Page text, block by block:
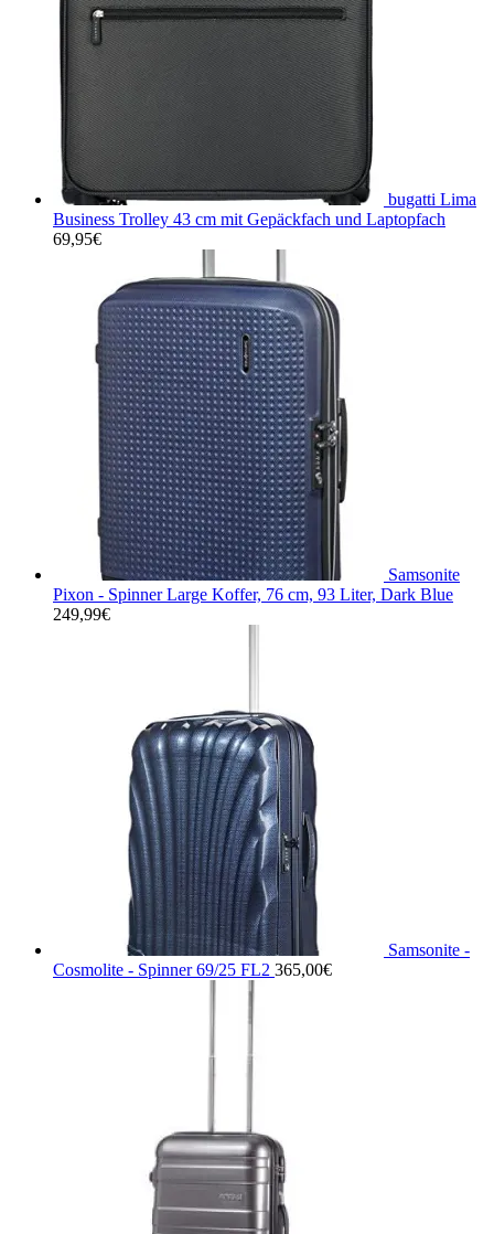
bugatti Lima
Business Trolley 43 cm mit Gepäckfach und Laptopfach
69,95€
Samsonite
Pixon - Spinner Large Koffer, 76 cm, 93 Liter, Dark Blue
249,99€
Samsonite -
Cosmolite - Spinner 69/25 FL2 365,00€